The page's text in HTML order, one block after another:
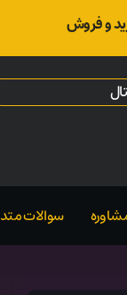
و فروش
سوالات